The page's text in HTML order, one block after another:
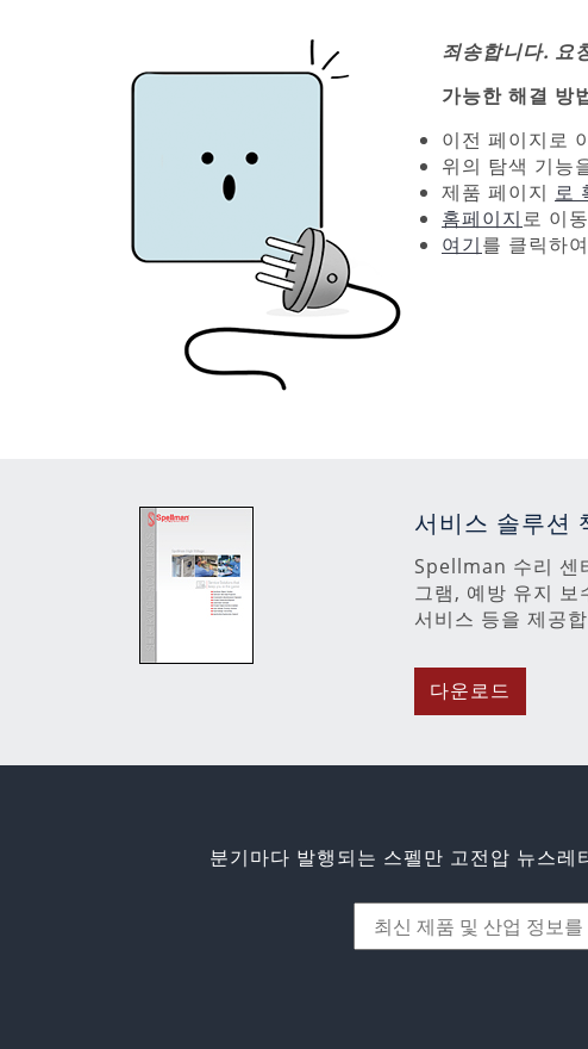
죄송합니다. 요
가능한 해결 방
이전 페이지로
위의 탐색 기능
제품 페이지 로
홈페이지로 이
여기를 클릭하
서비스 솔루션
Spellman 수리 센
그램, 예방 유지 보
서비스 등을 제공
다운로드
분기마다 발행되는 스펠만 고전압 뉴스